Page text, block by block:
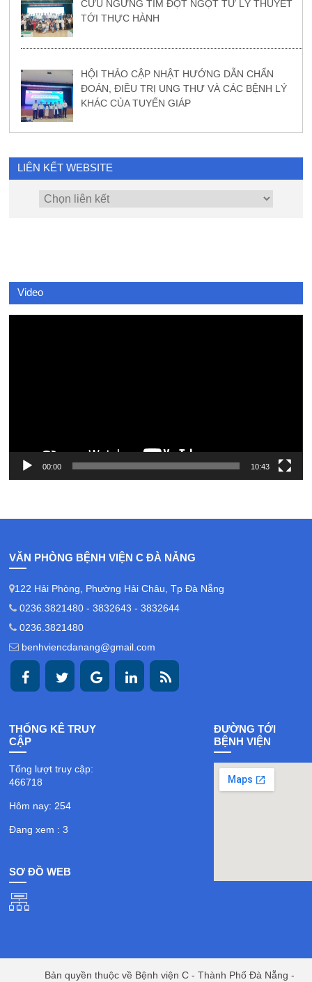
CỨU NGỪNG TIM ĐỘT NGỘT TỪ LÝ THUYẾT
TỚI THỰC HÀNH
HỘI THẢO CẬP NHẬT HƯỚNG DẪN CHẨN
ĐOÁN, ĐIỀU TRỊ UNG THƯ VÀ CÁC BỆNH LÝ
KHÁC CỦA TUYẾN GIÁP
LIÊN KẾT WEBSITE
Video
00:00 10:43
VĂN PHÒNG BỆNH VIỆN C ĐÀ NẴNG
122 Hải Phòng, Phường Hải Châu, Tp Đà Nẵng
0236.3821480 - 3832643 - 3832644
0236.3821480
benhviencdanang@gmail.com
THỐNG KÊ TRUY
CẬP
Tổng lượt truy cập:
466718
Hôm nay: 254
Đang xem : 3
SƠ ĐỒ WEB
ĐƯỜNG TỚI
BỆNH VIỆN
Bản quyền thuộc về Bệnh viện C - Thành Phố Đà Nẵng -